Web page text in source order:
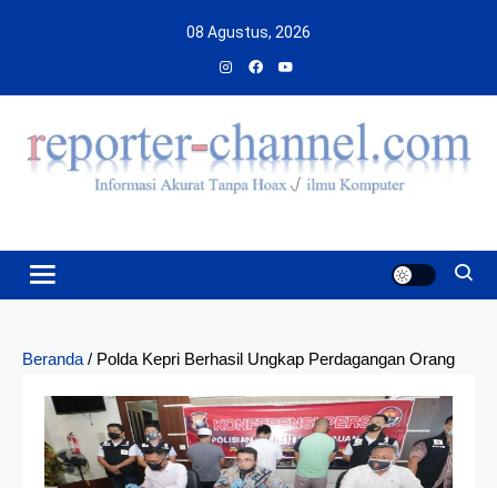
08 Agustus, 2026
Beranda / Polda Kepri Berhasil Ungkap Perdagangan Orang